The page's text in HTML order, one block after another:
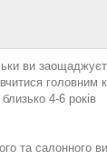
ви
4-6 років
та салонного